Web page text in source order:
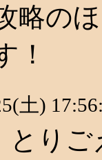
略の
！
土)
りご